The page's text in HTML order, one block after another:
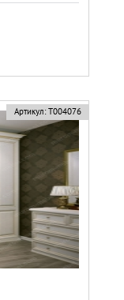
Артикул: Т004076